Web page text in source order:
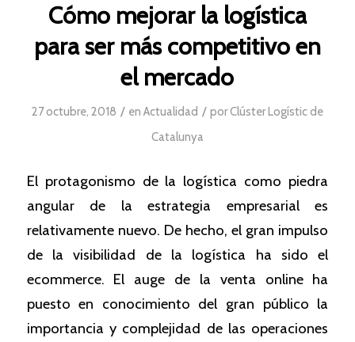
Cómo mejorar la logística
para ser más competitivo en
el mercado
27 octubre, 2018 / en Actualidad / porClúster Logístic de
Catalunya
El protagonismo de la logística como piedra
angular de la estrategia empresarial es
relativamente nuevo. De hecho, el gran impulso
de la visibilidad de la logística ha sido el
ecommerce. El auge de la venta online ha
puesto en conocimiento del gran público la
importancia y complejidad de las operaciones